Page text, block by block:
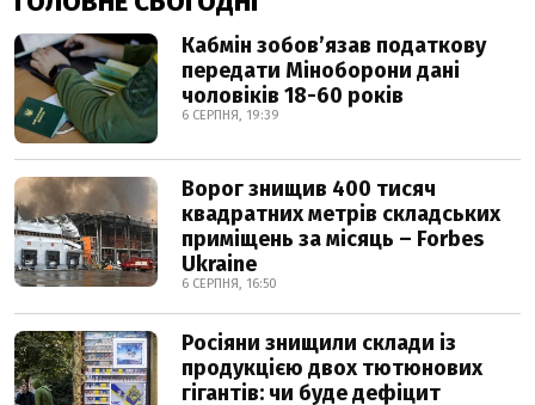
Кабмін зобовʼязав податкову
передати Міноборони дані
чоловіків 18-60 років
6 СЕРПНЯ, 19:39
Ворог знищив 400 тисяч
квадратних метрів складських
приміщень за місяць – Forbes
Ukraine
6 СЕРПНЯ, 16:50
Росіяни знищили склади із
продукцією двох тютюнових
гігантів: чи буде дефіцит